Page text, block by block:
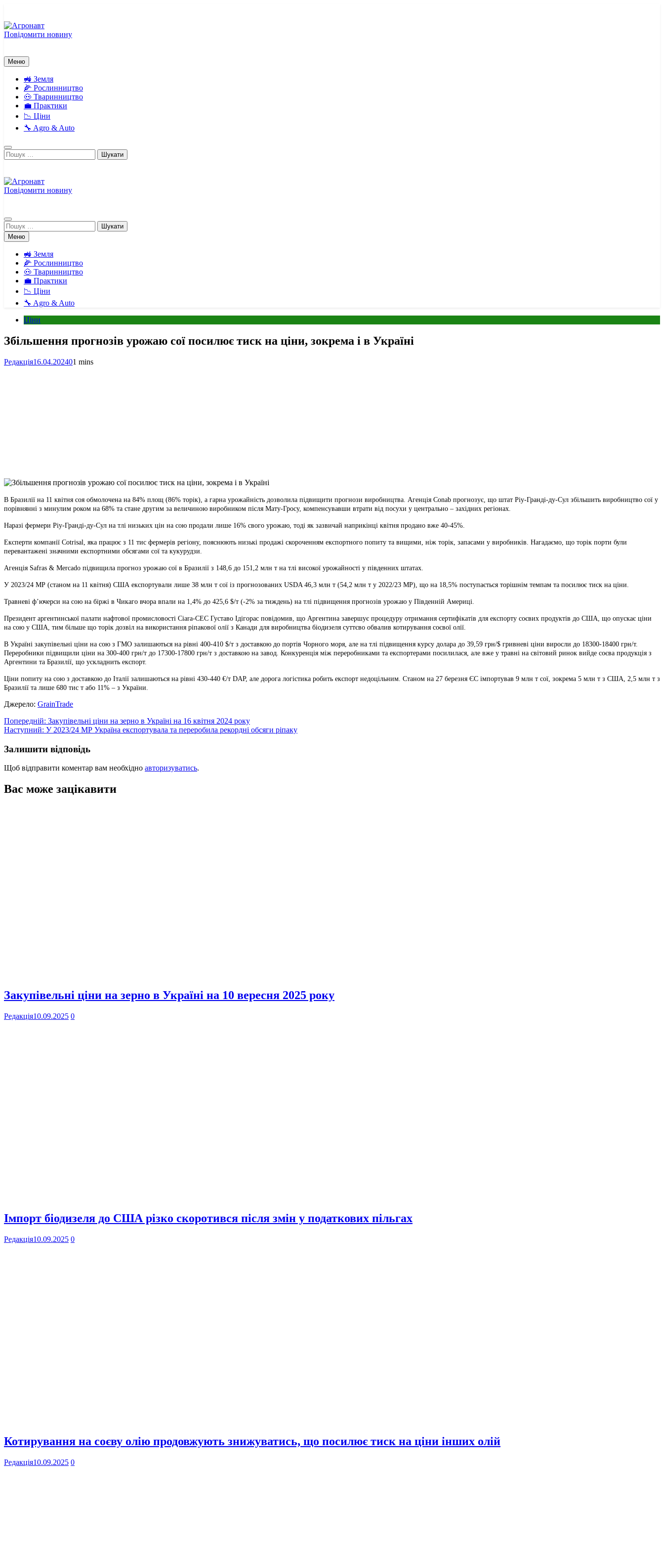
вмісту
Повідомити новину
Меню
🚜 Земля
🌽 Рослинництво
🐽 Тваринництво
💼 Практики
📉 Ціни
🔧 Agro & Auto
Пошук:
Повідомити новину
Пошук:
Меню
🚜 Земля
🌽 Рослинництво
🐽 Тваринництво
💼 Практики
📉 Ціни
🔧 Agro & Auto
Ціни
Збільшення прогнозів урожаю сої посилює тиск на ціни, зокрема і в Україні
Редакція16.04.202401 mins
Link
Print
В Бразилії на 11 квітня соя обмолочена на 84% площ (86% торік), а гарна урожайність дозволила підвищити прогнози виробництва. Агенція Conab прогнозує, що штат Ріу-Гранді-ду-Сул збільшить виробництво сої у
порівнянні з минулим роком на 68% та стане другим за величиною виробником після Мату-Гросу, компенсувавши втрати від посухи у центрально – західних регіонах.
Наразі фермери Ріу-Гранді-ду-Сул на тлі низьких цін на сою продали лише 16% свого урожаю, тоді як зазвичай наприкінці квітня продано вже 40-45%.
Експерти компанії Cotrisal, яка працює з 11 тис фермерів регіону, пояснюють низькі продажі скороченням експортного попиту та вищими, ніж торік, запасами у виробників. Нагадаємо, що торік порти були
перевантажені значними експортними обсягами сої та кукурудзи.
Агенція Safras & Mercado підвищила прогноз урожаю сої в Бразилії з 148,6 до 151,2 млн т на тлі високої урожайності у південних штатах.
У 2023/24 МР (станом на 11 квітня) США експортували лише 38 млн т сої із прогнозованих USDA 46,3 млн т (54,2 млн т у 2022/23 МР), що на 18,5% поступається торішнім темпам та посилює тиск на ціни.
Травневі ф’ючерси на сою на біржі в Чикаго вчора впали на 1,4% до 425,6 $/т (-2% за тиждень) на тлі підвищення прогнозів урожаю у Південній Америці.
Президент аргентинської палати нафтової промисловості Ciara-CEC Густаво Ідігорас повідомив, що Аргентина завершує процедуру отримання сертифікатів для експорту соєвих продуктів до США, що опускає ціни
на сою у США, тим більше що торік дозвіл на використання ріпакової олії з Канади для виробництва біодизеля суттєво обвалив котирування соєвої олії.
В Україні закупівельні ціни на сою з ГМО залишаються на рівні 400-410 $/т з доставкою до портів Чорного моря, але на тлі підвищення курсу долара до 39,59 грн/$ гривневі ціни виросли до 18300-18400 грн/т.
Переробники підвищили ціни на 300-400 грн/т до 17300-17800 грн/т з доставкою на завод. Конкуренція між переробниками та експортерами посилилася, але вже у травні на світовий ринок вийде соєва продукція з
Аргентини та Бразилії, що ускладнить експорт.
Ціни попиту на сою з доставкою до Італії залишаються на рівні 430-440 €/т DAP, але дорога логістика робить експорт недоцільним. Станом на 27 березня ЄС імпортував 9 млн т сої, зокрема 5 млн т з США, 2,5 млн т з
Бразилії та лише 680 тис т або 11% – з України.
Джерело: GrainTrade
Навігація
записів
Попередній: Закупівельні ціни на зерно в Україні на 16 квітня 2024 року
Наступний: У 2023/24 МР Україна експортувала та переробила рекордні обсяги ріпаку
Залишити відповідь
Щоб відправити коментар вам необхідно авторизуватись.
Вас може зацікавити
Закупівельні ціни на зерно в Україні на 10 вересня 2025 року
Редакція10.09.2025 0
Імпорт біодизеля до США різко скоротився після змін у податкових пільгах
Редакція10.09.2025 0
Котирування на соєву олію продовжують знижуватись, що посилює тиск на ціни інших олій
Редакція10.09.2025 0